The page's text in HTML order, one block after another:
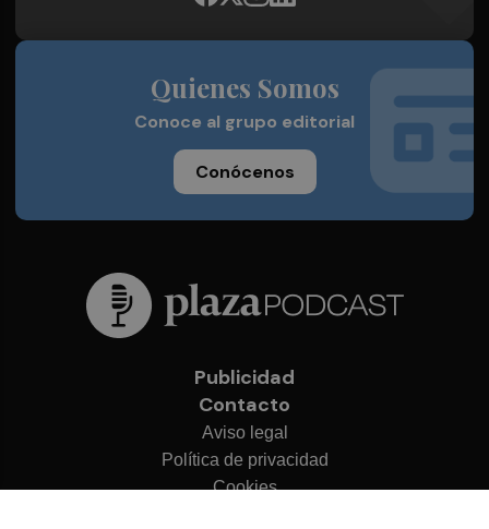
Quienes Somos
Conoce al grupo editorial
Conócenos
Publicidad
Contacto
Aviso legal
Política de privacidad
Cookies